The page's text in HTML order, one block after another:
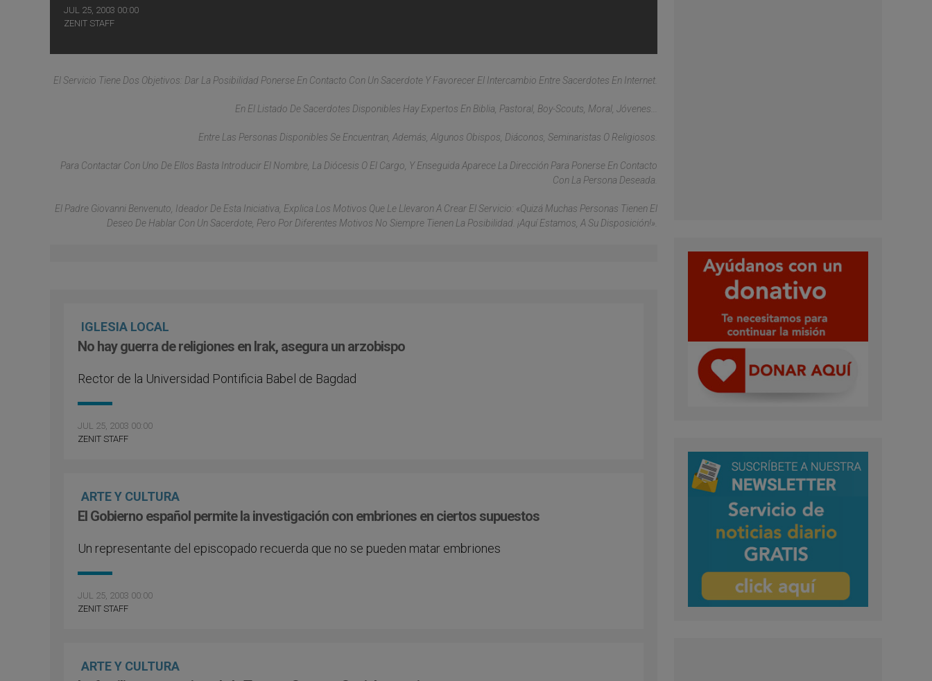
JUL 25, 2003 00:00
ZENIT STAFF
El Servicio Tiene Dos Objetivos: Dar La Posibilidad Ponerse En Contacto Con Un Sacerdote Y Favorecer El Intercambio Entre Sacerdotes En Internet.
En El Listado De Sacerdotes Disponibles Hay Expertos En Biblia, Pastoral, Boy-Scouts, Moral, Jóvenes...
Entre Las Personas Disponibles Se Encuentran, Además, Algunos Obispos, Diáconos, Seminaristas O Religiosos.
Para Contactar Con Uno De Ellos Basta Introducir El Nombre, La Diócesis O El Cargo, Y Enseguida Aparece La Dirección Para Ponerse En Contacto
Con La Persona Deseada.
El Padre Giovanni Benvenuto, Ideador De Esta Iniciativa, Explica Los Motivos Que Le Llevaron A Crear El Servicio: «Quizá Muchas Personas Tienen El
Deseo De Hablar Con Un Sacerdote, Pero Por Diferentes Motivos No Siempre Tienen La Posibilidad. ¡Aquí Estamos, A Su Disposición!».
IGLESIA LOCAL
No hay guerra de religiones en Irak, asegura un arzobispo
Rector de la Universidad Pontificia Babel de Bagdad
JUL 25, 2003 00:00
ZENIT STAFF
ARTE Y CULTURA
El Gobierno español permite la investigación con embriones en ciertos supuestos
Un representante del episcopado recuerda que no se pueden matar embriones
JUL 25, 2003 00:00
ZENIT STAFF
ARTE Y CULTURA